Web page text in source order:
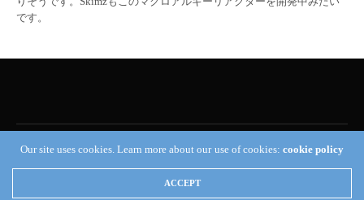
です。
Reef Builders
Our site uses cookies. Learn more about our use of cookies: cookie policy
ACCEPT